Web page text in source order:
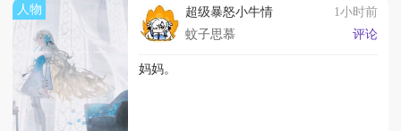
人物 超级暴怒小牛情
1小时前
蚊子思慕
评论
妈妈。